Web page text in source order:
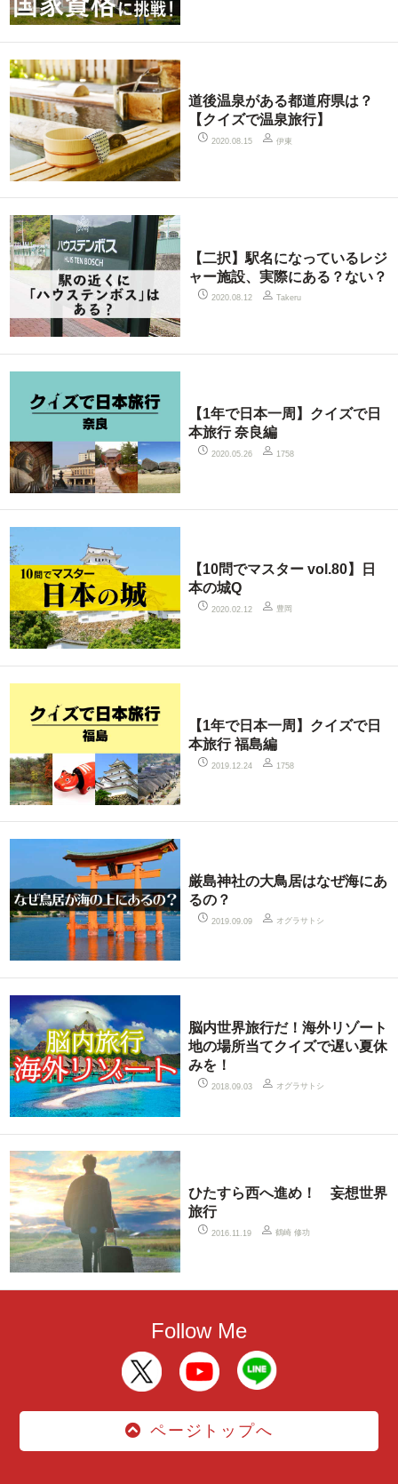
道後温泉がある都道府県は？
【クイズで温泉旅行】
2020.08.15 伊東
【二択】駅名になっているレジ
ャー施設、実際にある？ない？
2020.08.12 Takeru
【1年で日本一周】クイズで日
本旅行 奈良編
2020.05.26 1758
【10問でマスター vol.80】日
本の城Q
2020.02.12 豊岡
【1年で日本一周】クイズで日
本旅行 福島編
2019.12.24 1758
厳島神社の大鳥居はなぜ海にあ
るの？
2019.09.09 オグラサトシ
脳内世界旅行だ！海外リゾート
地の場所当てクイズで遅い夏休
みを！
2018.09.03 オグラサトシ
ひたすら西へ進め！ 妄想世界
旅行
2016.11.19 鶴崎 修功
Follow Me
ページトップへ